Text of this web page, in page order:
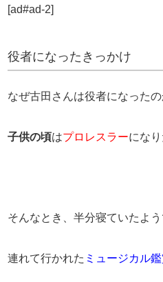
[ad#ad-2]
役者になったきっかけ
なぜ古田さんは役者になったの
子供の頃はプロレスラーにな
そんなとき、半分寝ていたよ
連れて行かれた ミュージカル